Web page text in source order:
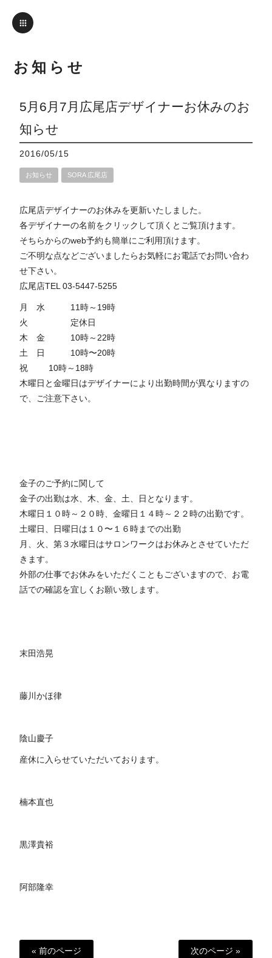
お知らせ
5月6月7月広尾店デザイナーお休みのお
知らせ
2016/05/15
お知らせ SORA 広尾店
広尾店デザイナーのお休みを更新いたしました。
各デザイナーの名前をクリックして頂くとご覧頂けます。
そちらからのweb予約も簡単にご利用頂けます。
ご不明な点などございましたらお気軽にお電話でお問い合わ
せ下さい。
広尾店TEL 03-5447-5255
月 水 11時～19時
火 定休日
木 金 10時～22時
土 日 10時〜20時
祝 10時～18時
木曜日と金曜日はデザイナーにより出勤時間が異なりますの
で、ご注意下さい。
金子のご予約に関して
金子の出勤は水、木、金、土、日となります。
木曜日１０時～２０時、金曜日１４時～２２時の出勤です。
土曜日、日曜日は１０〜１６時までの出勤
月、火、第３水曜日はサロンワークはお休みとさせていただ
きます。
外部の仕事でお休みをいただくこともございますので、お電
話での確認を宜しくお願い致します。
末田浩晃
藤川かほ律
陰山慶子
産休に入らせていただいております。
楠本直也
黒澤貴裕
阿部隆幸
« 前のページ 次のページ »